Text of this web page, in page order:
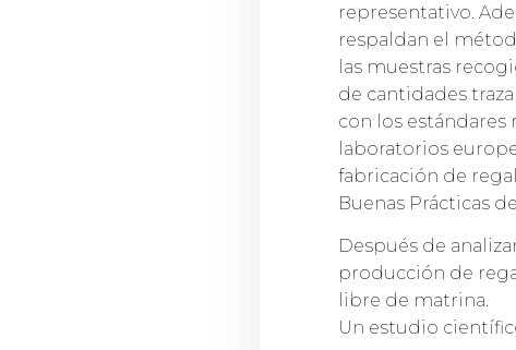
representativo.
respaldan el
las muestras
de cantidades
con los
laboratorios
fabricación de
Buenas Prácticas
Después de
producción de
libre de matrina.
Un estudio